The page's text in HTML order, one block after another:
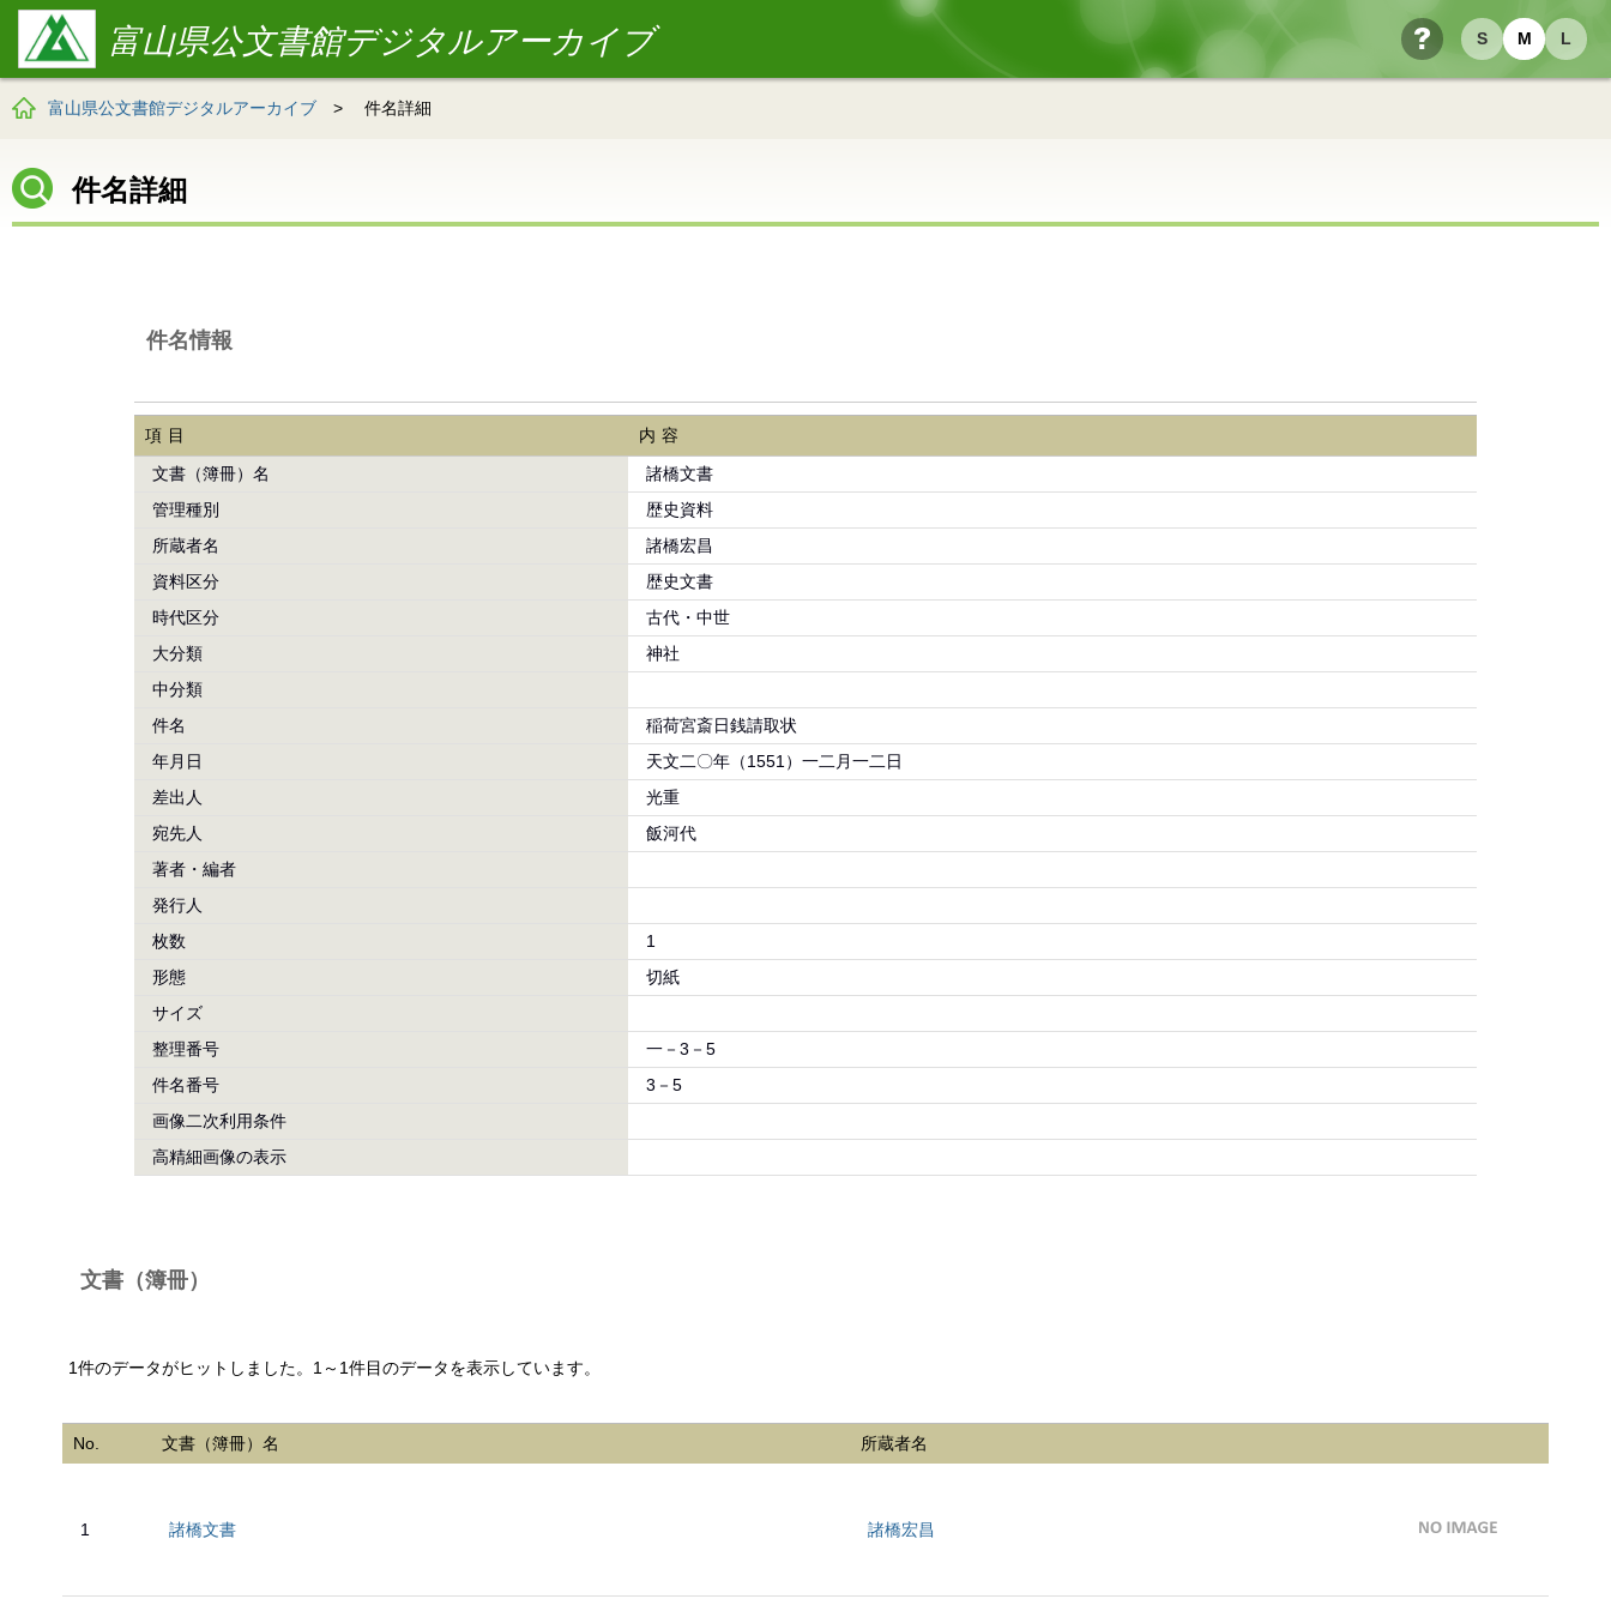
S M L
ヘルプ
富山県公文書館デジタルアーカイブ
富山県公文書館デジタルアーカイブ > 件名詳細
件名詳細
件名情報
項目
内容
文書（簿冊）名
諸橋文書
管理種別
歴史資料
所蔵者名
諸橋宏昌
資料区分
歴史文書
時代区分
古代・中世
大分類
神社
中分類
件名
稲荷宮斎日銭請取状
年月日
天文二〇年（1551）一二月一二日
差出人
光重
宛先人
飯河代
著者・編者
発行人
枚数
1
形態
切紙
サイズ
整理番号
一－3－5
件名番号
3－5
画像二次利用条件
高精細画像の表示
文書（簿冊）
1件のデータがヒットしました。1～1件目のデータを表示しています。
No. 文書（簿冊）名 所蔵者名
1 諸橋文書 諸橋宏昌